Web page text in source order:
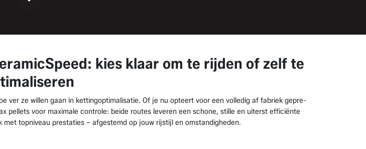
kies klaar om te rijden of zelf te
ver ze willen gaan in kettingoptimalisatie. Of je nu opteert voor een volledig af fabriek gepre-
pellets voor maximale controle: beide routes leveren een schone, stille en uiterst efficiënte
topniveau prestaties – afgestemd op jouw rijstijl en omstandigheden.